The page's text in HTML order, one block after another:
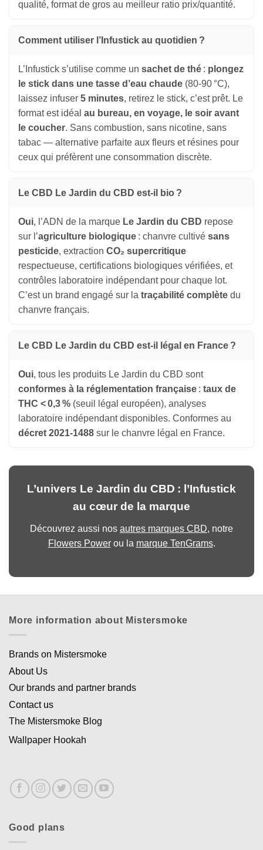
qualité, format de gros au meilleur ratio prix/quantité.
Comment utiliser l’Infustick au quotidien ?
L’Infustick s’utilise comme un sachet de thé : plongez
le stick dans une tasse d’eau chaude (80-90 °C),
laissez infuser 5 minutes, retirez le stick, c’est prêt. Le
format est idéal au bureau, en voyage, le soir avant
le coucher. Sans combustion, sans nicotine, sans
tabac — alternative parfaite aux fleurs et résines pour
ceux qui préfèrent une consommation discrète.
Le CBD Le Jardin du CBD est-il bio ?
Oui, l’ADN de la marque Le Jardin du CBD repose
sur l’agriculture biologique : chanvre cultivé sans
pesticide, extraction CO₂ supercritique
respectueuse, certifications biologiques vérifiées, et
contrôles laboratoire indépendant pour chaque lot.
C’est un brand engagé sur la traçabilité complète du
chanvre français.
Le CBD Le Jardin du CBD est-il légal en France ?
Oui, tous les produits Le Jardin du CBD sont
conformes à la réglementation française : taux de
THC < 0,3 % (seuil légal européen), analyses
laboratoire indépendant disponibles. Conformes au
décret 2021-1488 sur le chanvre légal en France.
L’univers Le Jardin du CBD : l’Infustick
au cœur de la marque
Découvrez aussi nos autres marques CBD, notre
Flowers Powerou la marque TenGrams.
More information about Mistersmoke
Brands on Mistersmoke
About Us
Our brands and partner brands
Contact us
The Mistersmoke Blog
Wallpaper Hookah
Good plans